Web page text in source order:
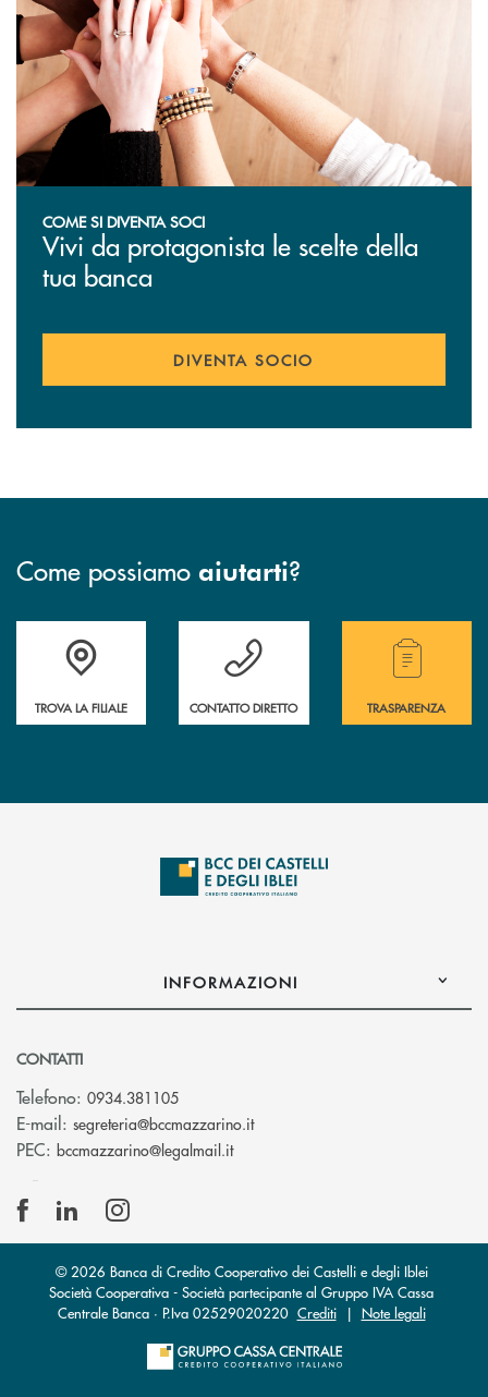
COME SI DIVENTA SOCI
Vivi da protagonista le scelte della
tua banca
DIVENTA SOCIO
Come possiamo aiutarti?
Accedi all' elenco completo delle filiali .
TROVA LA FILIALE
Hai bisogno di assistenza immediata?
CONTATTO DIRETTO
Hai bisogno di
TRASPARENZA
INFORMAZIONI
CONTATTI
Telefono: 0934.381105
E-mail: segreteria@bccmazzarino.it(si apre l’app di posta
PEC: bccmazzarino@legalmail.it(si apre l’app di posta elettronica)
© 2026 Banca di Credito Cooperativo dei Castelli e degli Iblei
Società Cooperativa - Società partecipante al Gruppo IVA Cassa
Centrale Banca · P.Iva 02529020220 Crediti| Note legali